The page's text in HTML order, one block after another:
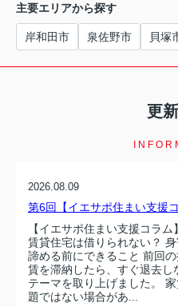
主要エリアから探す
岸和田市 泉佐野市 貝塚
更
2026.08.09
第6回【イエサポ住まい支援コ
【イエサポ住まい支援コラ
賃貸住宅は借りられない？
諦める前にできること 前回
賃を滞納したら、すぐ退去し
テーマを取り上げました。
題ではない場合があ...